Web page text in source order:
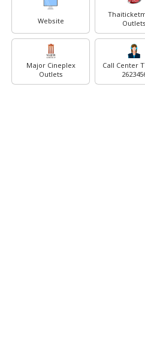
Website
Outlets
Major Cineplex
Outlets
Call Center